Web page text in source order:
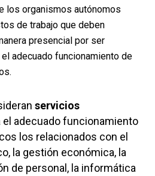
los organismos autónomos
de trabajo que deben
presencial por ser
adecuado funcionamiento de
servicios
el adecuado funcionamiento
los relacionados con el
la gestión económica, la
de personal, la informática